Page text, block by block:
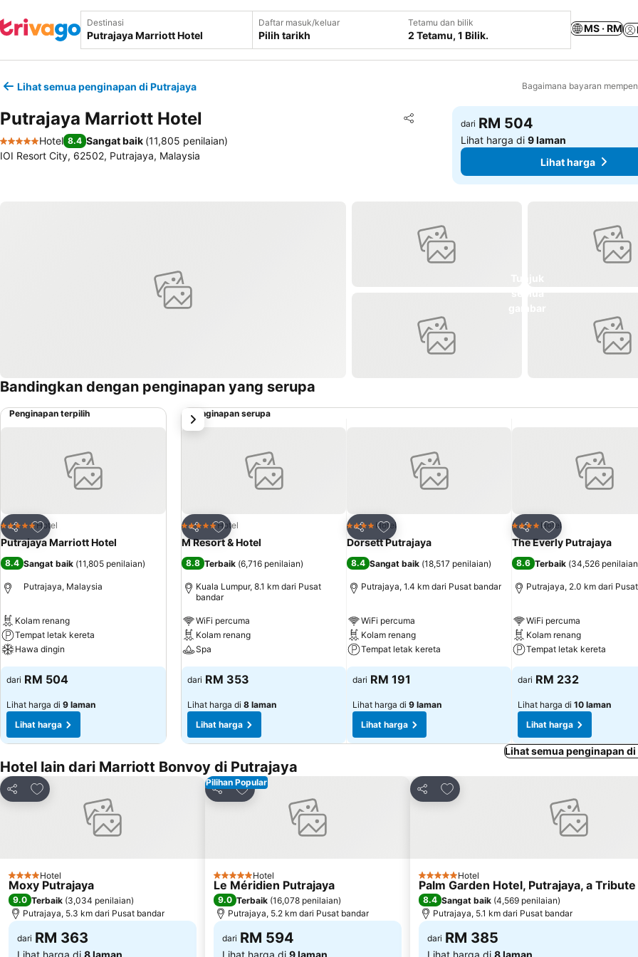
Destinasi Daftar masuk/keluar
Pilih tarikh
Tetamu dan bilik
2 Tetamu, 1 Bilik.
MS · RM
Lihat semua penginapan di Putrajaya Bagaimana bayaran
Putrajaya Marriott Hotel Kongsi
Tambah ke favorit
5 Bintang
Hotel 8.4 Sangat baik (11,805 penilaian)
IOI Resort City, 62502, Putrajaya, Malaysia
dari RM 504
Lihat harga di9 laman
Lihat harga
Bandingkan dengan penginapan yang serupa
Penginapan terpilih
Kongsi
Tambah ke favorit
5 BintangHotel
Putrajaya Marriott Hotel
8.4 Sangat baik (11,805 penilaian)
Putrajaya, Malaysia
Kolam renang
Tempat letak kereta
Hawa dingin
dari RM 504
Lihat harga di 9 laman
Lihat harga
Penginapan serupa
Kongsi
Tambah ke favorit
5 BintangHotel
M Resort & Hotel
8.8 Terbaik (6,716 penilaian)
Kuala Lumpur, 8.1 km dari Pusat
bandar
WiFi percuma
Kolam renang
Spa
dari RM 353
Lihat harga di 8 laman
Lihat harga
Kongsi
Tambah ke favorit
4 BintangHotel
Dorsett Putrajaya
8.4 Sangat baik (18,517 penilaian)
Putrajaya, 1.4 km dari Pusat bandar
WiFi percuma
Kolam renang
Tempat letak kereta
dari RM 191
Lihat harga di 9 laman
Lihat harga
Kongsi
Tambah ke favorit
4 BintangHotel
The Everly Putrajaya
8.6 Terbaik (34,526 penilaian
Putrajaya, 2.0 km dari
WiFi percuma
Kolam renang
Tempat letak kereta
dari RM 232
Lihat harga di 10 laman
Lihat harga
next
Lihat semua penginapan
Hotel lain dari Marriott Bonvoy di Putrajaya
Kongsi
Tambah ke favorit
4 Bintang
Hotel
Moxy Putrajaya
9.0 Terbaik (3,034 penilaian)
Putrajaya, 5.3 km dari Pusat bandar
dari RM 363
Lihat harga di 8 laman
Pilihan Popular
Kongsi
Tambah ke favorit
5 BintangHotel
Le Méridien Putrajaya
9.0 Terbaik (16,078 penilaian)
Putrajaya, 5.2 km dari Pusat bandar
dari RM 594
Lihat harga di 9 laman
Kongsi
Tambah ke favorit
5 BintangHotel
Palm Garden Hotel, Putrajaya, a Tribute
8.4 Sangat baik (4,569 penilaian)
Putrajaya, 5.1 km dari Pusat bandar
dari RM 385
Lihat harga di 8 laman